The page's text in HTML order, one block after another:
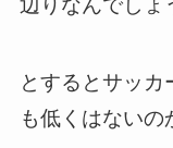
辺りなんでしょ
とするとサッ
も低くはないの